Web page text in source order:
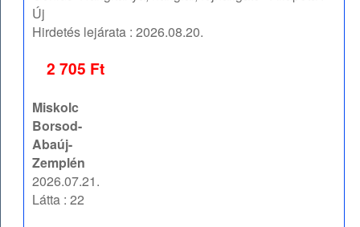
Új
Hirdetés lejárata :2026.08.20.
2 705 Ft
Miskolc
Borsod-
Abaúj-
Zemplén
2026.07.21.
Látta : 22